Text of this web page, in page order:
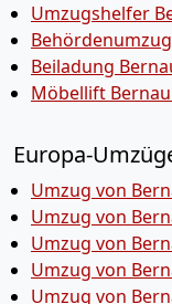
Umzugshelfer
Beiladung
Möbellift
Europa-
Umzug von
Umzug von
Umzug von
Umzug von
Umzug von